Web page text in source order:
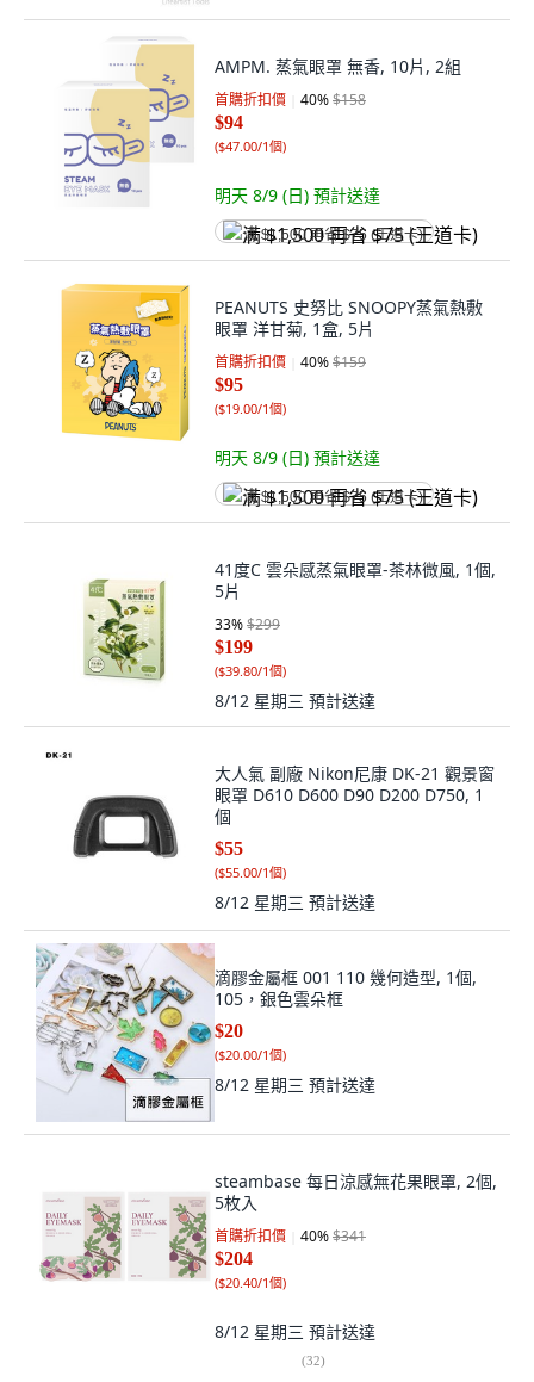
AMPM. 蒸氣眼罩 無香, 10片, 2組
首購折扣價 40%$158
$94
($47.00/1個)
明天 8/9 (日) 預計送達
满 $1,500 再省 $75 (王道卡)
PEANUTS 史努比 SNOOPY蒸氣熱敷
眼罩 洋甘菊, 1盒, 5片
首購折扣價 40%$159
$95
($19.00/1個)
明天 8/9 (日) 預計送達
满 $1,500 再省 $75 (王道卡)
41度C 雲朵感蒸氣眼罩-茶林微風, 1個,
5片
33%$299
$199
($39.80/1個)
8/12 星期三 預計送達
大人氣 副廠 Nikon尼康 DK-21 觀景窗
眼罩 D610 D600 D90 D200 D750, 1
個
$55
($55.00/1個)
8/12 星期三 預計送達
滴膠金屬框 001 110 幾何造型, 1個,
105，銀色雲朵框
$20
($20.00/1個)
8/12 星期三 預計送達
steambase 每日涼感無花果眼罩, 2個,
5枚入
首購折扣價 40%$341
$204
($20.40/1個)
8/12 星期三 預計送達
(32)